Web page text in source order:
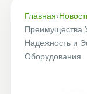
Главная›
Преимущества
Надежность и
Оборудования